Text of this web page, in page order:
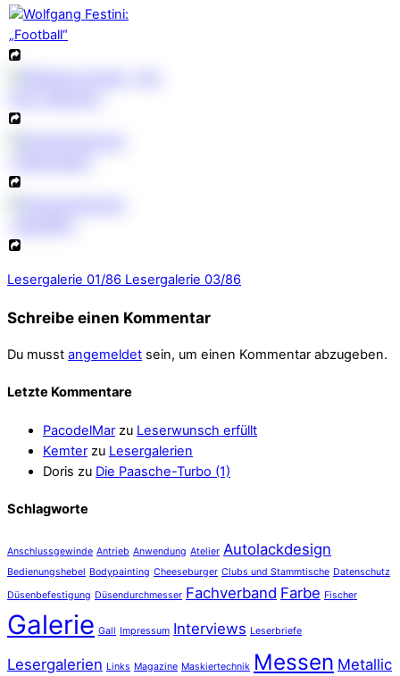
Lesergalerie 01/86 Lesergalerie 03/86
Schreibe einen Kommentar
Du musst angemeldet sein, um einen Kommentar abzugeben.
Letzte Kommentare
PacodelMar zu Leserwunsch erfüllt
Kemter zu Lesergalerien
Doris zu Die Paasche-Turbo (1)
Schlagworte
Anschlussgewinde Antrieb Anwendung Atelier Autolackdesign
Bedienungshebel Bodypainting Cheeseburger Clubs und Stammtische Datenschutz
Düsenbefestigung Düsendurchmesser Fachverband Farbe Fischer
Galerie Gall Impressum Interviews Leserbriefe
Lesergalerien Links Magazine Maskiertechnik Messen Metallic